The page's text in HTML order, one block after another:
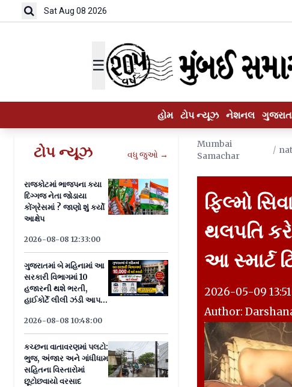
Sat Aug 08 2026
☰
હોમ ટોપ ન્યૂઝ નેશનલ ગુજરાત
ટોપ ન્યૂઝ વધુ જુઓ →
રાજકોટમાં ભાજપના કયા
દિગ્ગજ નેતા જોડાયા
કોંગ્રેસમાં ? જાણો શું કર્યો
આક્ષેપ
2026-08-08 12:33:00
ગુજરાતમાં બે મહિનામાં આ
સરકારી વિભાગમાં 10
હજારની થશે ભરતી,
હાઈકોર્ટે લીલી ઝંડી આપતાં
2026-08-08 10:48:00
કચ્છના વાતાવરણમાં પલટો:
ભુજ, અંજાર અને ગાંધીધામ
સહિતના વિસ્તારોમાં
છૂટોછવાયો વરસાદ
Mumbai
Samachar
/
ફિલ્મો
થલપતિ
આ સ્માર્ટ
2026-05-09
Author: